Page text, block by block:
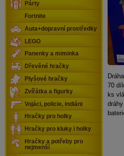
70
ks
Párty
Fortnite
Auta+dopravní prostředky
LEGO
Panenky a miminka
Dřevěné hračky
Plyšové hračky
Zvířátka a figurky
Vojáci, policie, indiáni
Hračky pro holky
Hračky pro kluky i holky
Hračky a potřeby pro
nejmenší